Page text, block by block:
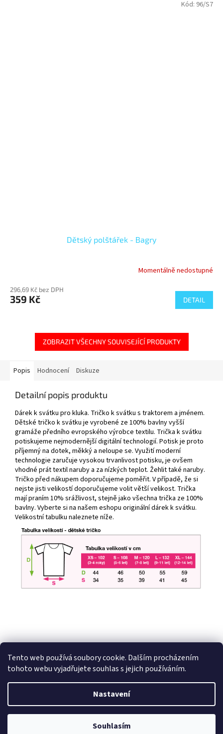
Tento web používá soubory cookie. Dalším procházením
tohoto webu vyjadřujete souhlas s jejich používáním.
Nastavení
Souhlasím
Dětský polštářek - Bagry
Momentálně nedostupné
296,69 Kč bez DPH
359 Kč DETAIL
Kód: 96/S7
ZOBRAZIT VŠECHNY SOUVISEJÍCÍ PRODUKTY
Popis Hodnocení Diskuze
Detailní popis produktu
Dárek k svátku pro kluka. Tričko k svátku s traktorem a jménem.
Dětské tričko k svátku je vyrobené ze 100% bavlny vyšší
gramáže předního evropského výrobce textilu. Trička k svátku
potiskujeme nejmodernější digitální technologií. Potisk je proto
příjemný na dotek, měkký a neloupe se. Využití moderní
technologie zaručuje vysokou trvanlivost potisku, je ovšem
vhodné prát textil naruby a za nízkých teplot. Žehlit také naruby.
Tričko před nákupem doporučujeme poměřit. V případě, že si
nejste jisti velikostí doporučujeme volit větší velikost. Trička
mají praním 10% srážlivost, stejně jako všechna trička ze 100%
bavlny. Vyberte si na našem eshopu originální dárek k svátku.
Velikostní tabulku naleznete níže.
Copyright 2026HobbyDárky. Všechna práva vyhrazena.Upravit
nastavení cookies